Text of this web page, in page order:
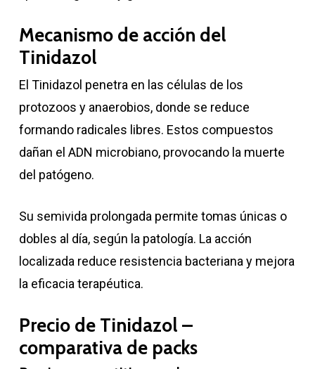
Mecanismo de acción del
Tinidazol
El Tinidazol penetra en las células de los
protozoos y anaerobios, donde se reduce
formando radicales libres. Estos compuestos
dañan el ADN microbiano, provocando la muerte
del patógeno.
Su semivida prolongada permite tomas únicas o
dobles al día, según la patología. La acción
localizada reduce resistencia bacteriana y mejora
la eficacia terapéutica.
Precio de Tinidazol –
comparativa de packs